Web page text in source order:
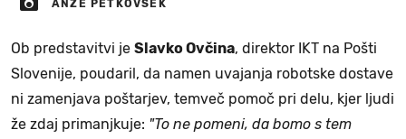
ANŽE PETKOVŠEK
Ob predstavitvi je Slavko Ovčina, direktor IKT na Pošti
Slovenije, poudaril, da namen uvajanja robotske dostave
ni zamenjava poštarjev, temveč pomoč pri delu, kjer ljudi
že zdaj primanjkuje: "To ne pomeni, da bomo s tem